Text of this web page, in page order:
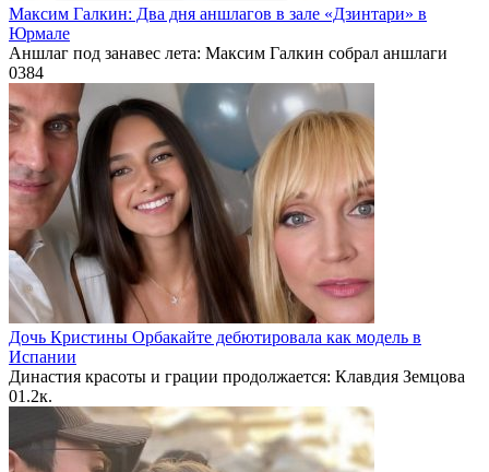
Максим Галкин: Два дня аншлагов в зале «Дзинтари» в
Юрмале
Аншлаг под занавес лета: Максим Галкин собрал аншлаги
0384
Дочь Кристины Орбакайте дебютировала как модель в
Испании
Династия красоты и грации продолжается: Клавдия Земцова
01.2к.